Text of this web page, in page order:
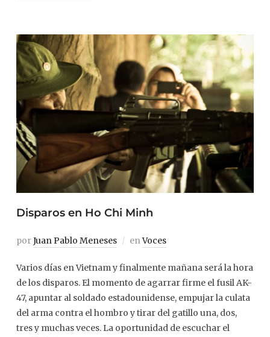
Disparos en Ho Chi Minh
porJuan Pablo Meneses enVoces
Varios días en Vietnam y finalmente mañana será la hora
de los disparos. El momento de agarrar firme el fusil AK-
47, apuntar al soldado estadounidense, empujar la culata
del arma contra el hombro y tirar del gatillo una, dos,
tres y muchas veces. La oportunidad de escuchar el